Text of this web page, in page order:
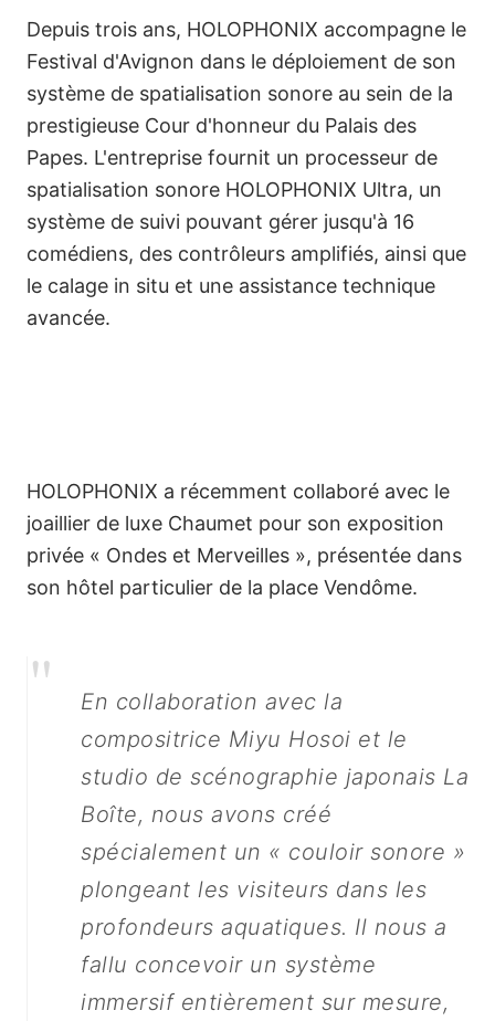
Le Festival d'Avignon fait
confiance à HOLOPHONIX
Depuis trois ans, HOLOPHONIX accompagne le
Festival d'Avignon dans le déploiement de son
système de spatialisation sonore au sein de la
prestigieuse Cour d'honneur du Palais des
Papes. L'entreprise fournit un processeur de
spatialisation sonore HOLOPHONIX Ultra, un
système de suivi pouvant gérer jusqu'à 16
comédiens, des contrôleurs amplifiés, ainsi que
le calage in situ et une assistance technique
avancée.
Chaumet choisit
HOLOPHONIX
HOLOPHONIX a récemment collaboré avec le
joaillier de luxe Chaumet pour son exposition
privée « Ondes et Merveilles », présentée dans
son hôtel particulier de la place Vendôme.
"
En collaboration avec la
compositrice Miyu Hosoi et le
studio de scénographie japonais La
Boîte, nous avons créé
spécialement un « couloir sonore »
plongeant les visiteurs dans les
profondeurs aquatiques. Il nous a
fallu concevoir un système
immersif entièrement sur mesure,